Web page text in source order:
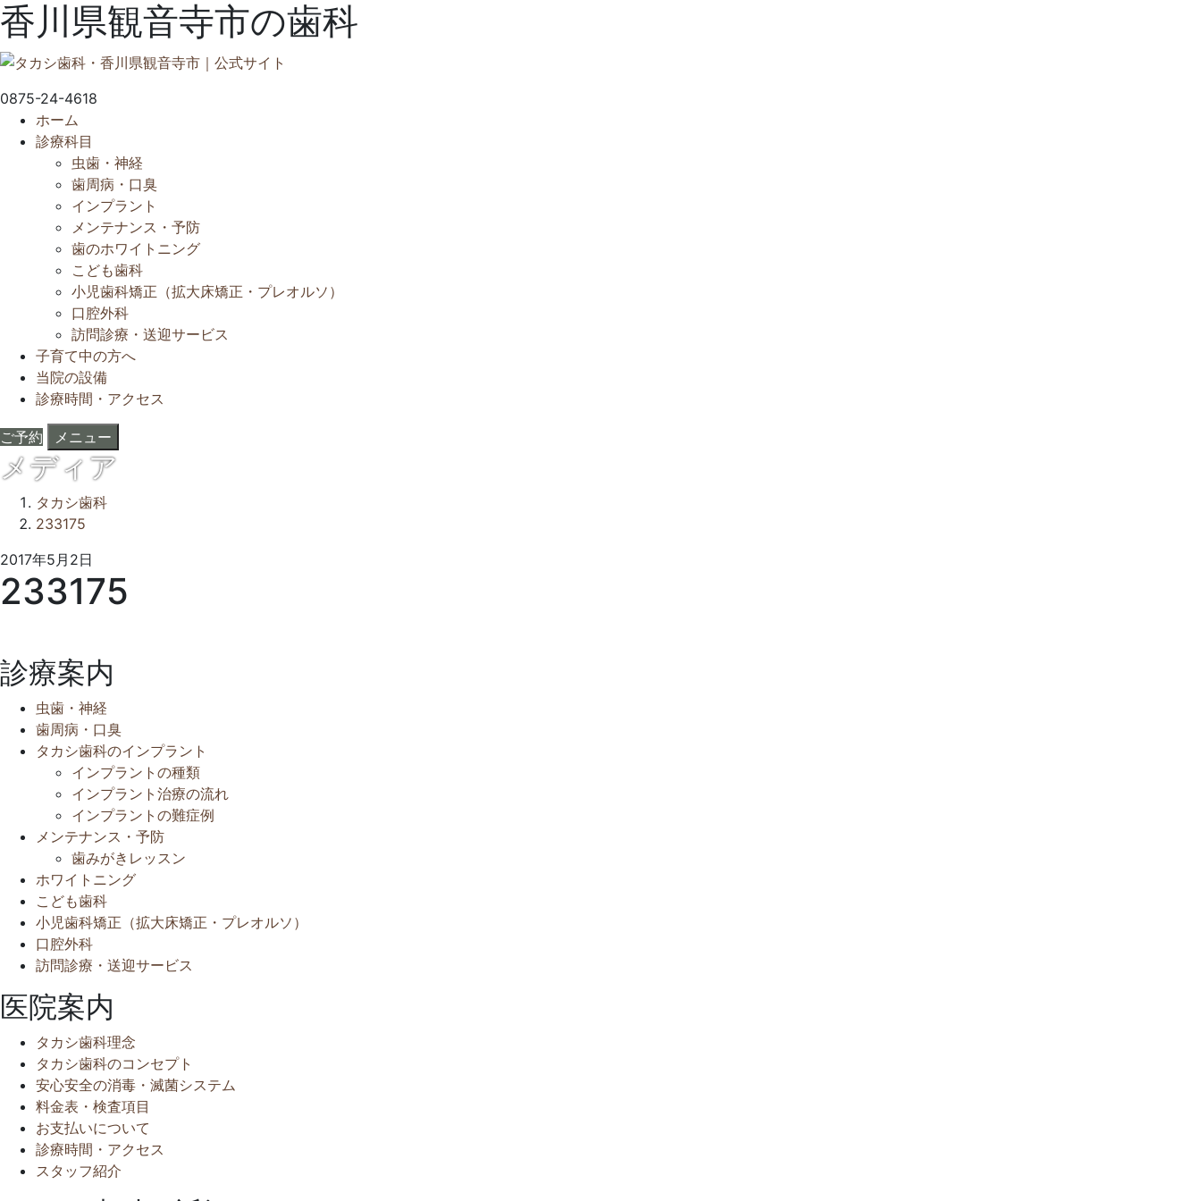
香川県観音寺市の歯科
0875-24-4618
ホーム
診療科目
虫歯・神経
歯周病・口臭
インプラント
メンテナンス・予防
歯のホワイトニング
こども歯科
小児歯科矯正（拡大床矯正・プレオルソ）
口腔外科
訪問診療・送迎サービス
子育て中の方へ
当院の設備
診療時間・アクセス
ご予約 メニュー
メディア
タカシ歯科
233175
2017年5月2日
年
5
日
カ
シ
ク
リ
ニ
ッ
ク
233175
診療案内
虫歯・神経
歯周病・口臭
タカシ歯科のインプラント
インプラントの種類
インプラント治療の流れ
インプラントの難症例
メンテナンス・予防
歯みがきレッスン
ホワイトニング
こども歯科
小児歯科矯正（拡大床矯正・プレオルソ）
口腔外科
訪問診療・送迎サービス
医院案内
タカシ歯科理念
タカシ歯科のコンセプト
安心安全の消毒・滅菌システム
料金表・検査項目
お支払いについて
診療時間・アクセス
スタッフ紹介